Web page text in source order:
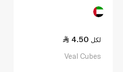
4.50 لكل
Veal Cubes